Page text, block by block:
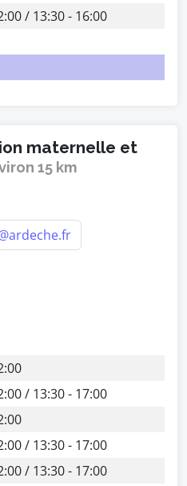
/ 13:30 - 16:00
maternelle et
15 km
/ 13:30 - 17:00
/ 13:30 - 17:00
/ 13:30 - 17:00